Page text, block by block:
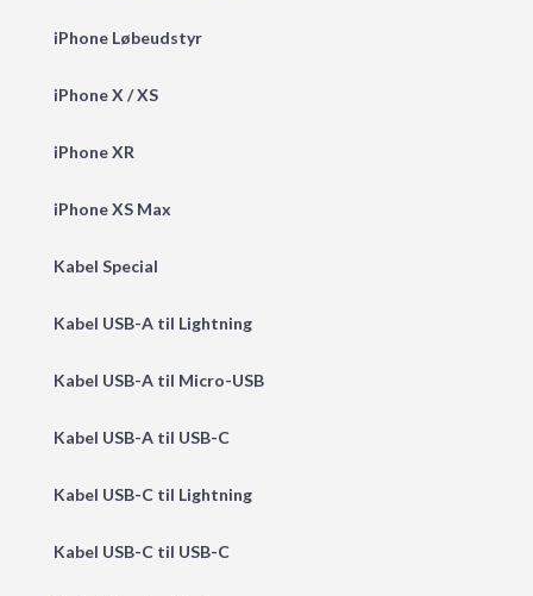
iPhone Løbeudstyr
iPhone X / XS
iPhone XR
iPhone XS Max
Kabel Special
Kabel USB-A til Lightning
Kabel USB-A til Micro-USB
Kabel USB-A til USB-C
Kabel USB-C til Lightning
Kabel USB-C til USB-C